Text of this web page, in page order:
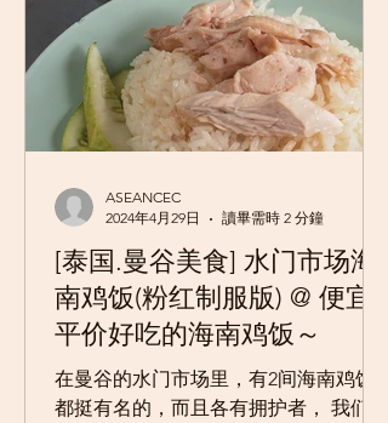
[泰国.曼谷美食] 水门市场海
南鸡饭(粉红制服版) @ 便宜
平价好吃的海南鸡饭～
在曼谷的水门市场里，有2间海南鸡饭
都挺有名的，而且各有拥护者， 我们选
ASEANCEC
2024年4月29日
讀畢需時 2 分鐘